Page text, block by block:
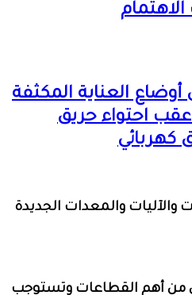
أوضاع العناية المكثفة
احتواء حريق
والآليات والمعدات الجديدة
من أهم القطاعات وتستوجب